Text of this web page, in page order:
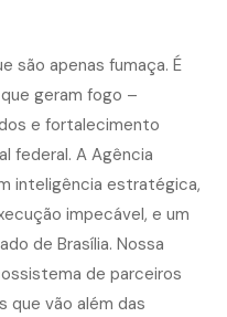
são apenas fumaça. É
geram fogo –
e fortalecimento
federal. A Agência
inteligência estratégica,
impecável, e um
de Brasília. Nossa
de parceiros
que vão além das